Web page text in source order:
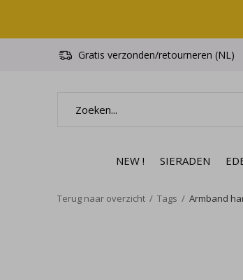
NEW ! SIERADEN
Gratis verzonden/retourneren (NL)
Terug naar overzicht Tags Armband